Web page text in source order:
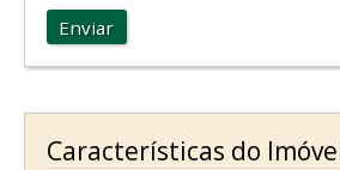
Enviar
Características do